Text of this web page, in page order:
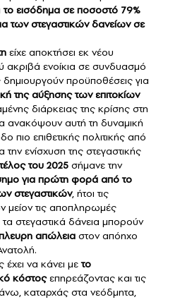
το εισόδημα σε ποσοστό 79%
των στεγαστικών δανείων σε
είχε αποκτήσει εκ νέου
ενοίκια σε συνδυασμό
προϋποθέσεις για
της αύξησης των επιτοκίων
διάρκειας της κρίσης στη
ανακόψουν αυτή τη δυναμική
πιο επιθετικής πολιτικής από
ενίσχυση της στεγαστικής
του 2025σήμανε την
για πρώτη φορά από το
στεγαστικών, ήτοι τις
μείον τις αποπληρωμές
στεγαστικά δάνεια μπορούν
απώλεια στον απόηχο
να κάνει μετο
κόστοςεπηρεάζοντας και τις
καταρχάς στα νεόδμητα,